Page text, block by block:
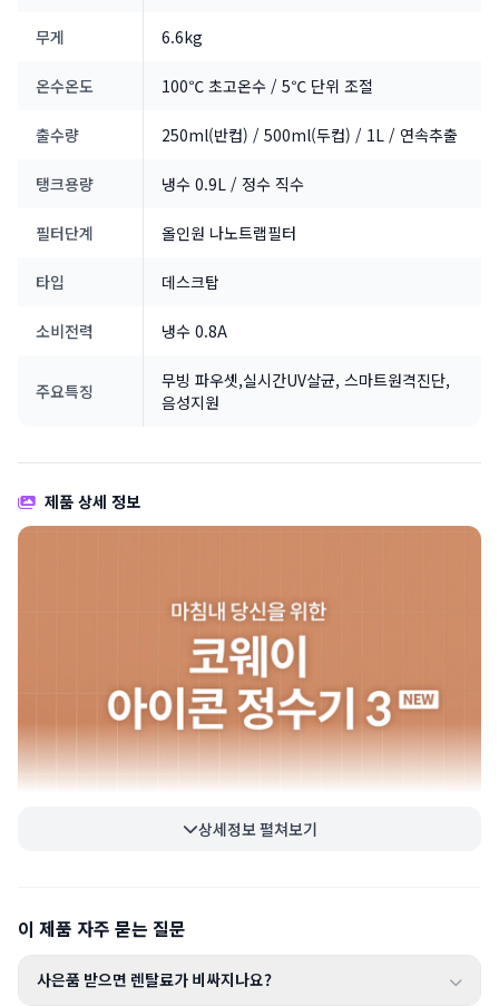
무게 6.6kg
온수온도 100℃ 초고온수 / 5℃ 단위 조절
출수량 250ml(반컵) / 500ml(두컵) / 1L / 연속추출
탱크용량 냉수 0.9L / 정수 직수
필터단계 올인원 나노트랩필터
타입 데스크탑
소비전력 냉수 0.8A
주요특징
무빙 파우셋,실시간UV살균, 스마트원격진단,
음성지원
제품 상세 정보
상세정보 펼쳐보기
이 제품 자주 묻는 질문
사은품 받으면 렌탈료가 비싸지나요?